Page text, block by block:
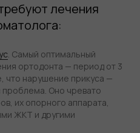
лечения
. Самый оптимальный
ортодонта — период от 3
что нарушение прикуса —
проблема. Оно чревато
их опорного аппарата,
ЖКТ и другими